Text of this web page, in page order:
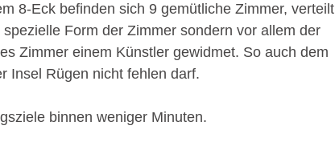
8-Eck befinden sich 9 gemütliche Zimmer, verteilt
Form der Zimmer sondern vor allem der
Zimmer einem Künstler gewidmet. So auch dem
Insel Rügen nicht fehlen darf.
binnen weniger Minuten.